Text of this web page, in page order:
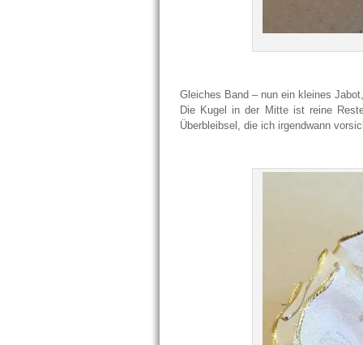
Gleiches Band – nun ein kleines
Die Kugel in der Mitte ist reine
Überbleibsel, die ich irgendwann